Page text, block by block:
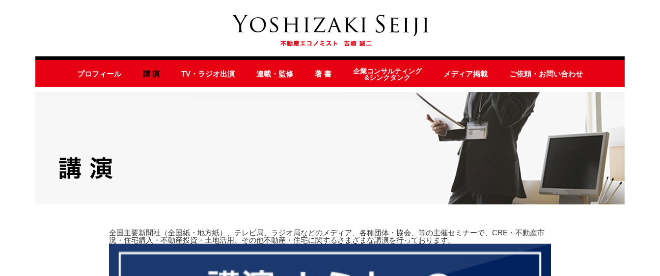
プロフィール 講 演 TV・ラジオ出演 連載・監修 著 書
企業コンサルティング
&シンクタンク
メディア掲載 ご依頼・お問い合わせ
全国主要新聞社（全国紙・地方紙）、テレビ局、ラジオ局などのメディア、各種団体・協会、等の主催セミナーで、CRE・不動産市
況・住宅購入・不動産投資・土地活用、その他不動産・住宅に関するさまざまな講演を行っております。